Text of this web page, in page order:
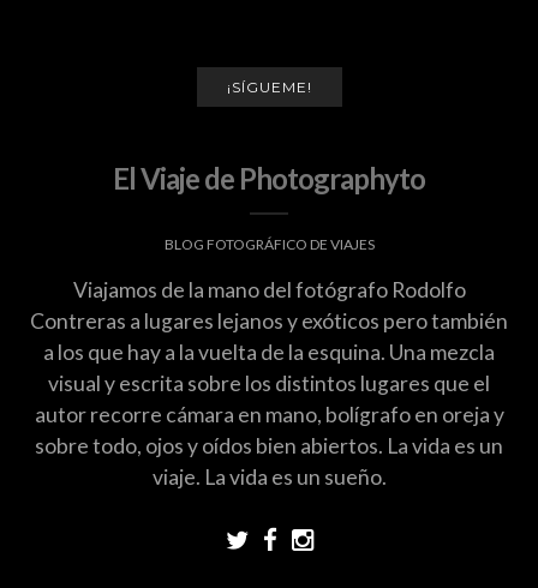
¡SÍGUEME!
El Viaje de Photographyto
BLOG FOTOGRÁFICO DE VIAJES
Viajamos de la mano del fotógrafo Rodolfo
Contreras a lugares lejanos y exóticos pero también
a los que hay a la vuelta de la esquina. Una mezcla
visual y escrita sobre los distintos lugares que el
autor recorre cámara en mano, bolígrafo en oreja y
sobre todo, ojos y oídos bien abiertos. La vida es un
viaje. La vida es un sueño.